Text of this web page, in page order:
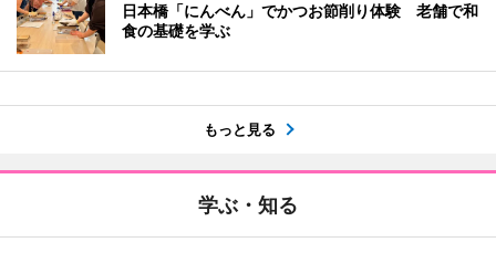
日本橋「にんべん」でかつお節削り体験 老舗で和
食の基礎を学ぶ
もっと見る
学ぶ・知る